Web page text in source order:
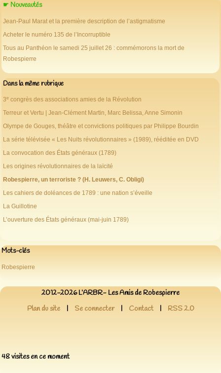
☛ Nouveautés
Jean-Paul Marat et la première description de l’astigmatisme
Acheter le numéro 135 de l’Incorruptible
Tous au Panthéon le samedi 25 juillet 26 : commémorons la mort de
Robespierre
Dans la même rubrique
3e congrès des associations amies de la Révolution
Terreur et Vertu | Jean-Clément Martin, Marc Belissa, Anne Simonin
Olympe de Gouges, théâtre et convictions politiques par Philippe Bourdin
La série télévisée « Les Nuits révolutionnaires » (1989), rééditée en DVD
La convocation des États généraux (1789)
Les origines révolutionnaires de la laïcité
Robespierre, un terroriste ? (H. Leuwers, C. Obligi)
Les cahiers de doléances de 1789 : une nation s’éveille
La Guillotine
L’ouverture des États généraux (mai-juin 1789)
Mots-clés
Robespierre
2012-2026 L’ARBR- Les Amis de Robespierre
Plan du site
| Se connecter | Contact | RSS 2.0
48 visites en ce moment